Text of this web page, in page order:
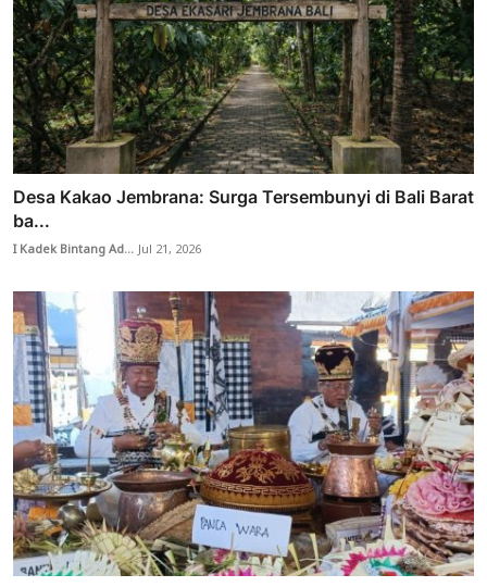
Desa Kakao Jembrana: Surga Tersembunyi di Bali Barat
ba...
I Kadek Bintang Ad...Jul 21, 2026